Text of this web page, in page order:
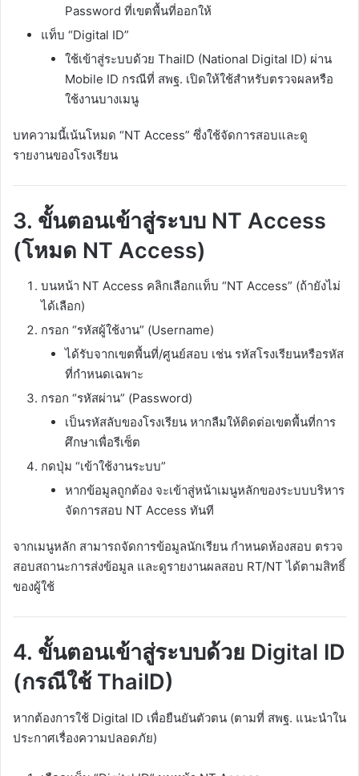
Password ที่เขตพื้นที่ออกให้
แท็บ “Digital ID”
ใช้เข้าสู่ระบบด้วย ThaiID (National Digital ID) ผ่าน
Mobile ID กรณีที่ สพฐ. เปิดให้ใช้สำหรับตรวจผลหรือ
ใช้งานบางเมนู​
บทความนี้เน้นโหมด “NT Access” ซึ่งใช้จัดการสอบและดู
รายงานของโรงเรียน
3. ขั้นตอนเข้าสู่ระบบ NT Access
(โหมด NT Access)
บนหน้า NT Access คลิกเลือกแท็บ “NT Access” (ถ้ายังไม่
ได้เลือก)​
กรอก “รหัสผู้ใช้งาน” (Username)
ได้รับจากเขตพื้นที่/ศูนย์สอบ เช่น รหัสโรงเรียนหรือรหัส
ที่กำหนดเฉพาะ​
กรอก “รหัสผ่าน” (Password)
เป็นรหัสลับของโรงเรียน หากลืมให้ติดต่อเขตพื้นที่การ
ศึกษาเพื่อรีเซ็ต
กดปุ่ม “เข้าใช้งานระบบ”
หากข้อมูลถูกต้อง จะเข้าสู่หน้าเมนูหลักของระบบบริหาร
จัดการสอบ NT Access ทันที​
จากเมนูหลัก สามารถจัดการข้อมูลนักเรียน กำหนดห้องสอบ ตรวจ
สอบสถานะการส่งข้อมูล และดูรายงานผลสอบ RT/NT ได้ตามสิทธิ์
ของผู้ใช้​
4. ขั้นตอนเข้าสู่ระบบด้วย Digital ID
(กรณีใช้ ThaiID)
หากต้องการใช้ Digital ID เพื่อยืนยันตัวตน (ตามที่ สพฐ. แนะนำใน
ประกาศเรื่องความปลอดภัย)